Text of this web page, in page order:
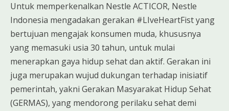
Untuk memperkenalkan Nestle ACTICOR, Nestle
Indonesia mengadakan gerakan #LIveHeartFist yang
bertujuan mengajak konsumen muda, khususnya
yang memasuki usia 30 tahun, untuk mulai
menerapkan gaya hidup sehat dan aktif. Gerakan ini
juga merupakan wujud dukungan terhadap inisiatif
pemerintah, yakni Gerakan Masyarakat Hidup Sehat
(GERMAS), yang mendorong perilaku sehat demi